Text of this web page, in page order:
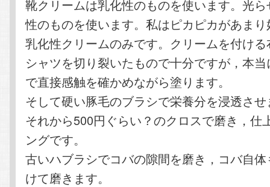
靴クリームは乳化性のものを使います。光
性のものを使います。私はピカピカがあま
乳化性クリームのみです。クリームを付け
シャツを切り裂いたもので十分ですが，本
で直接感触を確かめながら塗ります。
そして硬い豚毛のブラシで栄養分を浸透さ
それから500円ぐらい？のクロスで磨き，仕
ングです。
古いハブラシでコバの隙間を磨き，コバ自
けて磨きます。